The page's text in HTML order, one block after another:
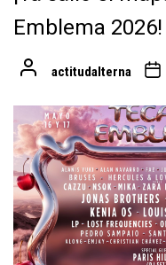
Emblema 2026!
actitudalterna